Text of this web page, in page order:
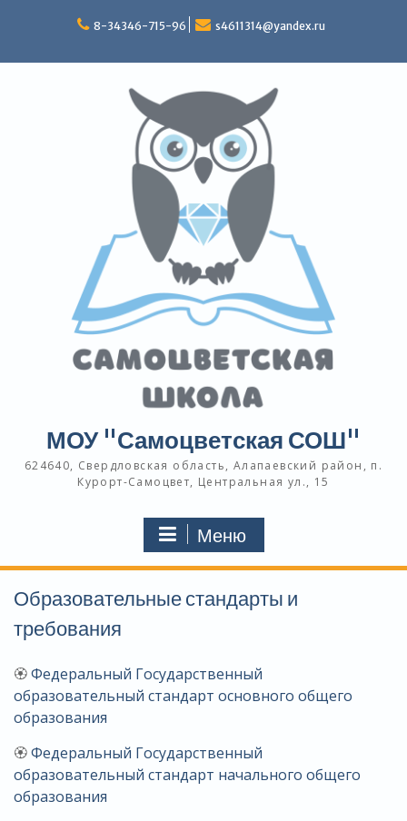
8-34346-715-96 s4611314@yandex.ru
МОУ "Самоцветская СОШ"
624640, Свердловская область, Алапаевский район, п.
Курорт-Самоцвет, Центральная ул., 15
Меню
Образовательные стандарты и
требования
🏵Федеральный Государственный
образовательный стандарт основного общего
образования
🏵Федеральный Государственный
образовательный стандарт начального общего
образования